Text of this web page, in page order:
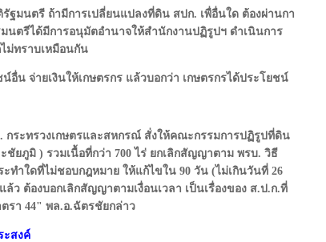
ฐมนตรี ถ้ามีการเปลี่ยนแปลงที่ดิน สปก. เพื่อื่นใด ต้องผ่านกา
ตรีได้มีการอนุมัตอำนาจให้สำนักงานปฏิรูปฯ ดำเนินการ
ม่ทราบเหมือนกัน
อื่น จ่ายเงินให้เกษตรกร แล้วบอกว่า เกษตรกรได้ประโยชน์
กระทรวงเกษตรและสหกรณ์ สั่งให้คณะกรรมการปฏิรูปที่ดิน
ยภูมิ ) รวมเนื้อที่กว่า 700 ไร่ ยกเลิกสัญญาตาม พรบ. วิธี
ทำใดที่ไม่ชอบกฎหมาย ให้แก้ไขใน 90 วัน (ไม่เกินวันที่ 26
ว ต้องบอกเลิกสัญญาตามเงื่อนเวลา เป็นเรื่องของ ส.ป.ก.ที่
รา 44" พล.อ.ฉัตรชัยกล่าว
ะสงค์